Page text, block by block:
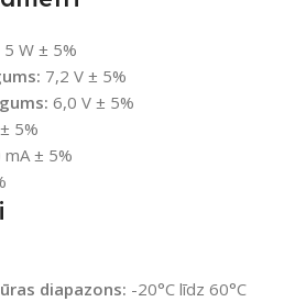
5 W ± 5%
7,2 V ± 5%
6,0 V ± 5%
5%
± 5%
diapazons: -20°C līdz 60°C